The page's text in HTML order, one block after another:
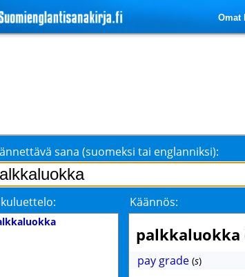
Omat
sana (suomeksi tai englanniksi):
Käännös:
palkkaluokka
pay grade (s)